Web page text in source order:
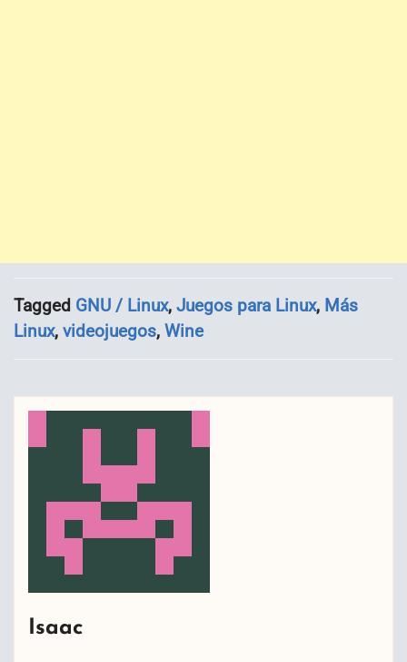
Tagged GNU / Linux, Juegos para Linux, Más
Linux, videojuegos, Wine
Isaac